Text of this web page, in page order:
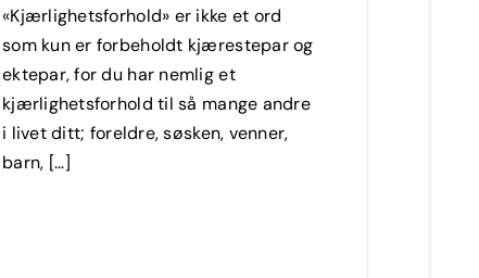
«Kjærlighetsforhold» er ikke et ord
som kun er forbeholdt kjærestepar og
ektepar, for du har nemlig et
kjærlighetsforhold til så mange andre
i livet ditt; foreldre, søsken, venner,
barn, [...]